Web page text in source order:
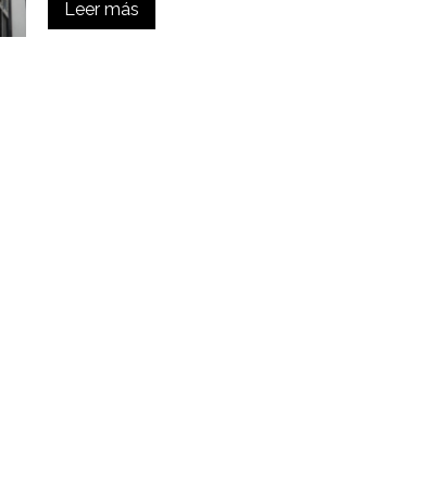
Leer más